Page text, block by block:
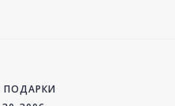
ПОДАРКИ